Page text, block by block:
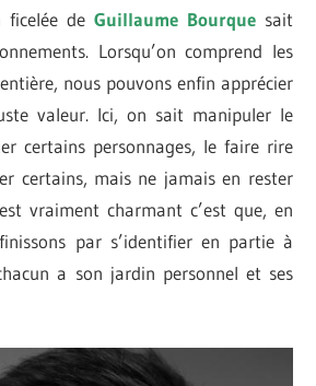
ficelée de Guillaume Bourquesait
Lorsqu’on comprend les
nous pouvons enfin apprécier
valeur. Ici, on sait manipuler le
certains personnages, le faire rire
certains, mais ne jamais en rester
vraiment charmant c’est que, en
par s’identifier en partie à
a son jardin personnel et ses